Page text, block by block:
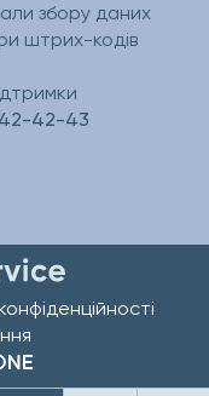
збору даних
штрих-кодів
42-43